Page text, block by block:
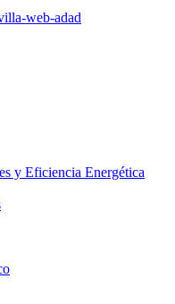
y Eficiencia Energética